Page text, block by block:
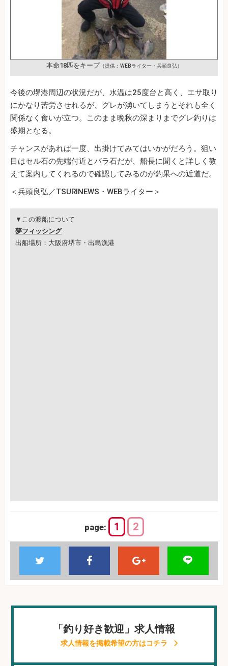
本命18匹をキープ （提供：WEBライター・兵頭良弘）
今後の堺港周辺の状況だが、水温は25度台と高く、エサ取り
にかなり苦労させれるが、グレが湧いてしまうとそれも全く
関係なく食いが立つ。このまま晩秋の深まりまでグレ釣りは
盛期となる。
チャンスがあれば一度、出掛けてみてはいかがだろう。狙い
目はセル石の先端付近とバラ石だが、船長に聞くと詳しく教
えて案内してくれるので確認してみるのが釣果への近道だ。
＜兵頭良弘／TSURINEWS・WEBライター＞
▼この渡船について
夢フィッシング
出船場所：大阪府堺市・出島漁港
page: 1 2
「釣り好き歓迎」求人情報
求人情報を掲載希望の方はコチラ